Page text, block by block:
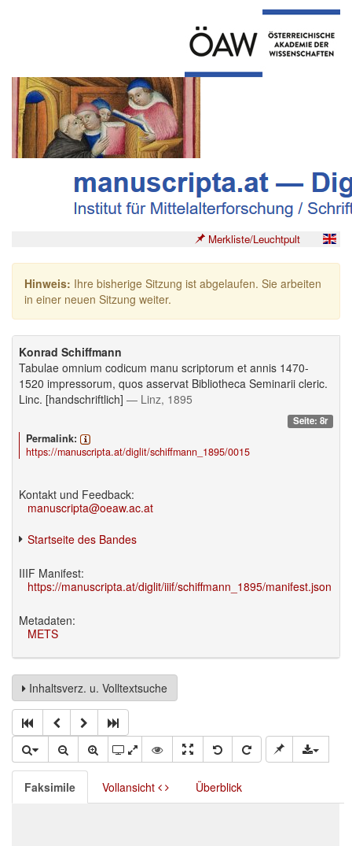
Merkliste/Leuchtpult
Hinweis: Ihre bisherige Sitzung ist abgelaufen. Sie arbeiten
in einer neuen Sitzung weiter.
Konrad Schiffmann
Tabulae omnium codicum manu scriptorum et annis 1470-
1520 impressorum, quos asservat Bibliotheca Seminarii cleric.
Linc. [handschriftlich] — Linz, 1895
Seite: 8r
Permalink:
https://manuscripta.at/diglit/schiffmann_1895/0015
Kontakt und Feedback:
manuscripta@oeaw.ac.at
Startseite des Bandes
IIIF Manifest:
https://manuscripta.at/diglit/iiif/schiffmann_1895/manifest.json
Metadaten:
METS
Inhaltsverz. u. Volltextsuche
Faksimile Vollansicht Überblick